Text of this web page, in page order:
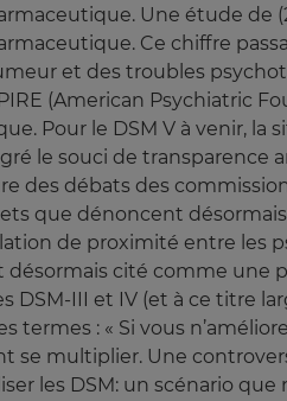
Une étude de
Ce chiffre
et des troubles
(American Psychiatric
Pour le DSM V à venir, la
le souci de transparence
des débats des
que dénoncent
de proximité entre les
désormais cité comme une
DSM-III et IV (et à ce titre
termes : « Si vous
se multiplier. Une
les DSM: un scénario